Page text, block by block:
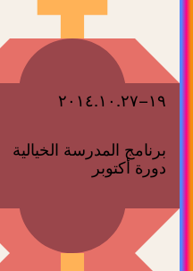
١٩–٢٠١٤.١٠.٢٧
برنامج المدرسة الخيالية
دورة أكتوبر